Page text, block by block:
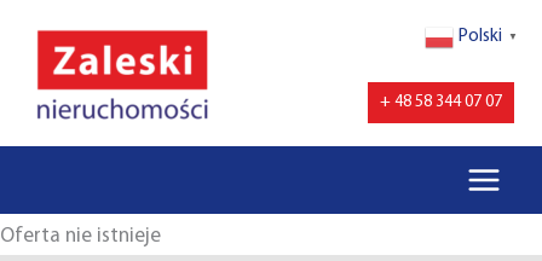
treści
+ 48 58 344 07 07
Oferta nie istnieje
Polski ▼